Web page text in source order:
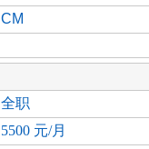
CM
全职
5500 元/月